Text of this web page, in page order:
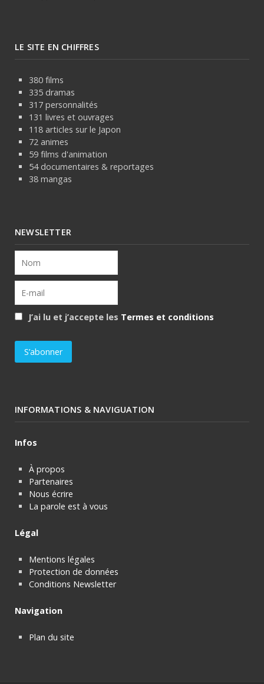
LE SITE EN CHIFFRES
380 films
335 dramas
317 personnalités
131 livres et ouvrages
118 articles sur le Japon
72 animes
59 films d'animation
54 documentaires & reportages
38 mangas
NEWSLETTER
J’ai lu et j’accepte les Termes et conditions
INFORMATIONS & NAVIGUATION
Infos
À propos
Partenaires
Nous écrire
La parole est à vous
Légal
Mentions légales
Protection de données
Conditions Newsletter
Navigation
Plan du site